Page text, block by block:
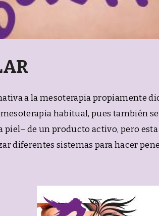
a la mesoterapia propiamente
habitual, pues también
piel– de un producto activo, pero
diferentes sistemas para hacer